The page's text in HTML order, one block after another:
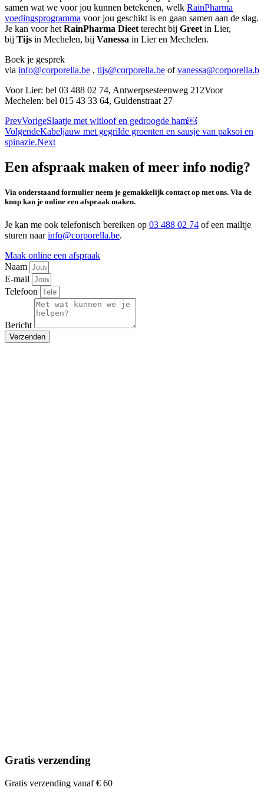
samen wat we voor jou kunnen betekenen, welk RainPharma
voedingsprogramma voor jou geschikt is en gaan samen aan de slag.
Je kan voor het RainPharma Dieet terecht bij Greet in Lier,
bij Tijs in Mechelen, bij Vanessa in Lier en Mechelen.
Boek je gesprek
via info@corporella.be , tijs@corporella.be ofvanessa@corporella.be
Voor Lier: bel 03 488 02 74, Antwerpsesteenweg 212Voor
Mechelen: bel 015 43 33 64, Guldenstraat 27
PrevVorigeSlaatje met witloof en gedroogde ham￼
VolgendeKabeljauw met gegrilde groenten en sausje van paksoi en
spinazie.Next
Een afspraak maken of meer info nodig?
Via onderstaand formulier neem je gemakkelijk contact op met ons. Via de
knop kan je online een afspraak maken.
Je kan me ook telefonisch bereiken op 03 488 02 74 of een mailtje
sturen naarinfo@corporella.be.
Maak online een afspraak
Naam
E-mail
Telefoon
Bericht
Verzenden
Gratis verzending
Gratis verzending vanaf € 60